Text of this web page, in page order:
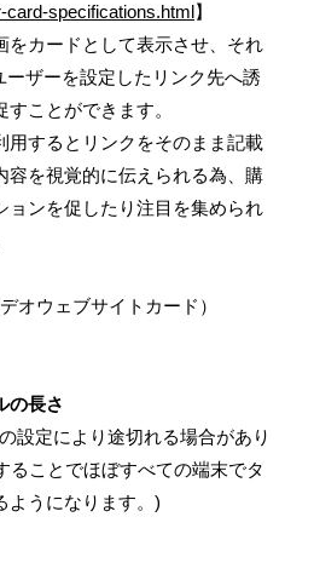
card-specifications.html】
をカードとして表示させ、それ
ーザーを設定したリンク先へ誘
ことができます。
用するとリンクをそのまま記載
容を視覚的に伝えられる為、購
ョンを促したり注目を集められ
オウェブサイトカード）
の長さ
設定により途切れる場合があり
ることでほぼすべての端末でタ
ようになります。)